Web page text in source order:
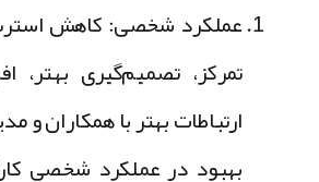
عملکرد شخصی: کاهش استرس
تمرکز، تصمیم‌گیری بهتر،
ارتباطات بهتر با همکاران و
بهبود در عملکرد شخصی